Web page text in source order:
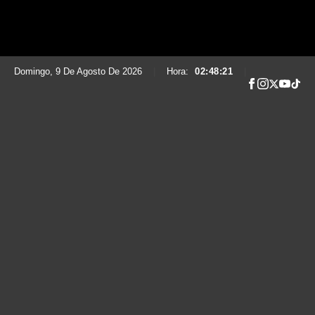
Domingo, 9 De Agosto De 2026 Hora: 02:48:22